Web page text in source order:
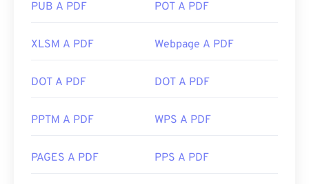
PUB A PDF POT A PDF
XLSM A PDF Webpage A PDF
DOT A PDF DOT A PDF
PPTM A PDF WPS A PDF
PAGES A PDF PPS A PDF